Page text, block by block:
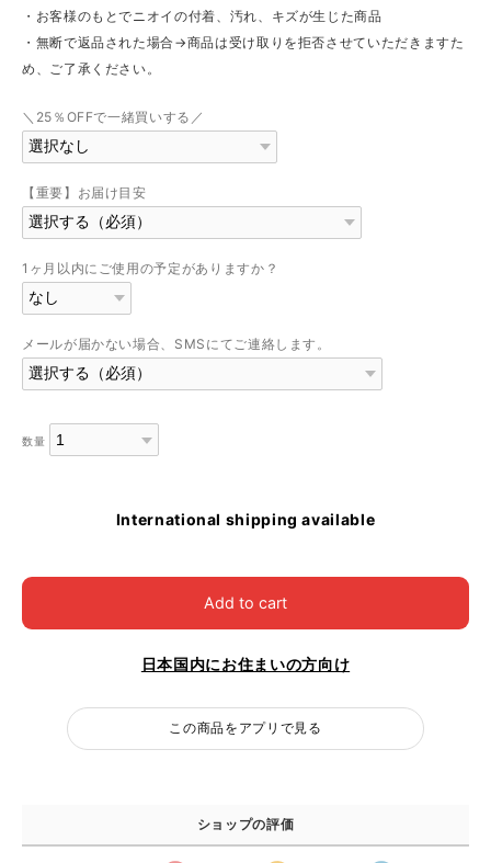
・お客様のもとでニオイの付着、汚れ、キズが生じた商品
・無断で返品された場合→商品は受け取りを拒否させていただきますた
め、ご了承ください。
＼25％OFFで一緒買いする／
【重要】お届け目安
1ヶ月以内にご使用の予定がありますか？
メールが届かない場合、SMSにてご連絡します。
数量
International shipping available
Add to cart
日本国内にお住まいの方向け
この商品をアプリで見る
ショップの評価